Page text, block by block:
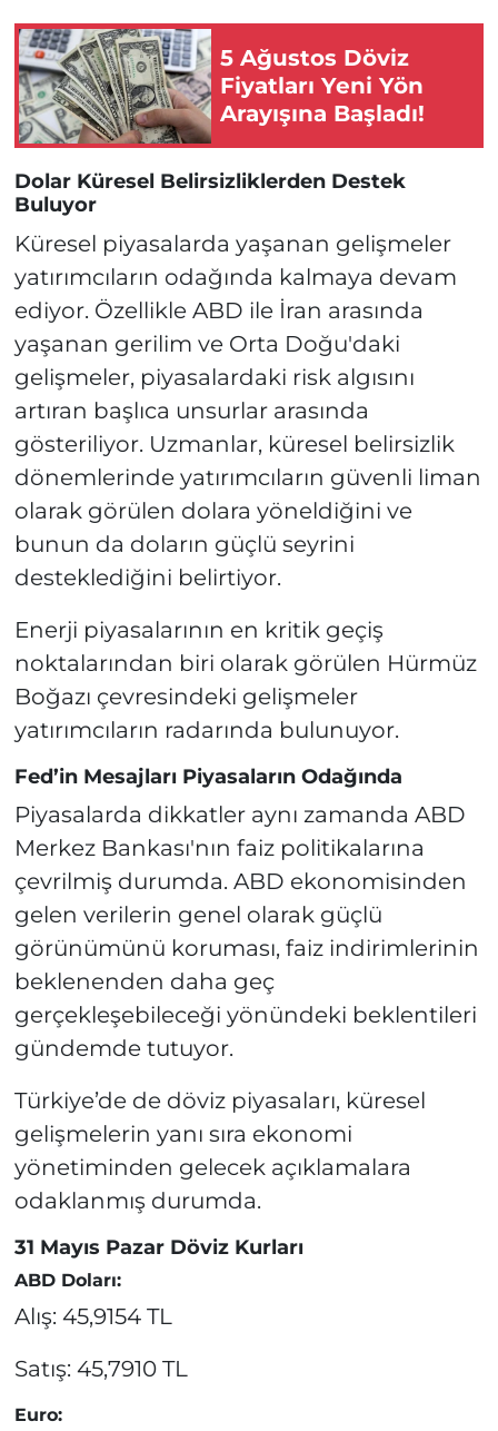
5 Ağustos Döviz
Fiyatları Yeni Yön
Arayışına Başladı!
Dolar Küresel Belirsizliklerden Destek
Buluyor
Küresel piyasalarda yaşanan gelişmeler
yatırımcıların odağında kalmaya devam
ediyor. Özellikle ABD ile İran arasında
yaşanan gerilim ve Orta Doğu'daki
gelişmeler, piyasalardaki risk algısını
artıran başlıca unsurlar arasında
gösteriliyor. Uzmanlar, küresel belirsizlik
dönemlerinde yatırımcıların güvenli liman
olarak görülen dolara yöneldiğini ve
bunun da doların güçlü seyrini
desteklediğini belirtiyor.
Enerji piyasalarının en kritik geçiş
noktalarından biri olarak görülen Hürmüz
Boğazı çevresindeki gelişmeler
yatırımcıların radarında bulunuyor.
Fed’in Mesajları Piyasaların Odağında
Piyasalarda dikkatler aynı zamanda ABD
Merkez Bankası'nın faiz politikalarına
çevrilmiş durumda. ABD ekonomisinden
gelen verilerin genel olarak güçlü
görünümünü koruması, faiz indirimlerinin
beklenenden daha geç
gerçekleşebileceği yönündeki beklentileri
gündemde tutuyor.
Türkiye’de de döviz piyasaları, küresel
gelişmelerin yanı sıra ekonomi
yönetiminden gelecek açıklamalara
odaklanmış durumda.
31 Mayıs Pazar Döviz Kurları
ABD Doları:
Alış: 45,9154 TL
Satış: 45,7910 TL
Euro: